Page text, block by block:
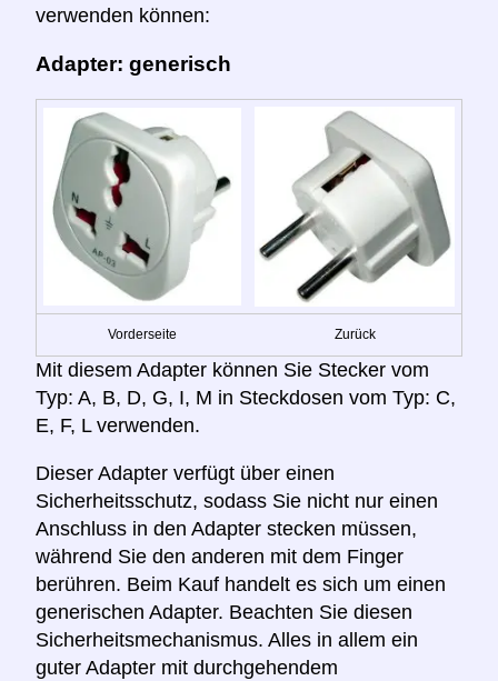
verwenden können:
Adapter: generisch
Vorderseite Zurück
Mit diesem Adapter können Sie Stecker vom
Typ: A, B, D, G, I, M in Steckdosen vom Typ: C,
E, F, L verwenden.
Dieser Adapter verfügt über einen
Sicherheitsschutz, sodass Sie nicht nur einen
Anschluss in den Adapter stecken müssen,
während Sie den anderen mit dem Finger
berühren. Beim Kauf handelt es sich um einen
generischen Adapter. Beachten Sie diesen
Sicherheitsmechanismus. Alles in allem ein
guter Adapter mit durchgehendem